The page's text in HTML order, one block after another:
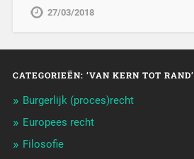
27/03/2018
CATEGORIEËN: ‘VAN KERN TOT RAND’
Burgerlijk (proces)recht
Europees recht
Filosofie